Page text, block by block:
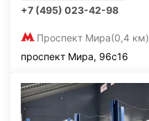
+7 (495) 023-42-98
Проспект Мира(0,4 км)
проспект Мира, 96с16